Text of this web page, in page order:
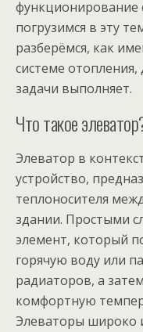
функционирование
погрузимся в эту
разберёмся, как
системе отопления,
задачи выполняет.
Что такое
Элеватор в
устройство,
теплоносителя
здании. Простыми
элемент, который
горячую воду или
радиаторов, а
комфортную
Элеваторы широко